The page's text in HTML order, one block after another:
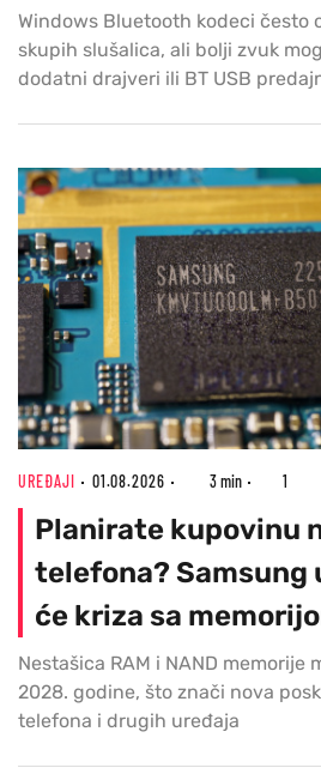
Windows Bluetooth kodeci često
skupih slušalica, ali bolji zvuk
dodatni drajveri ili BT USB
UREĐAJI 01.08.2026 3 min 1
Planirate kupovinu
telefona? Samsung
će kriza sa
Nestašica RAM i NAND memorije
2028. godine, što znači nova
telefona i drugih uređaja